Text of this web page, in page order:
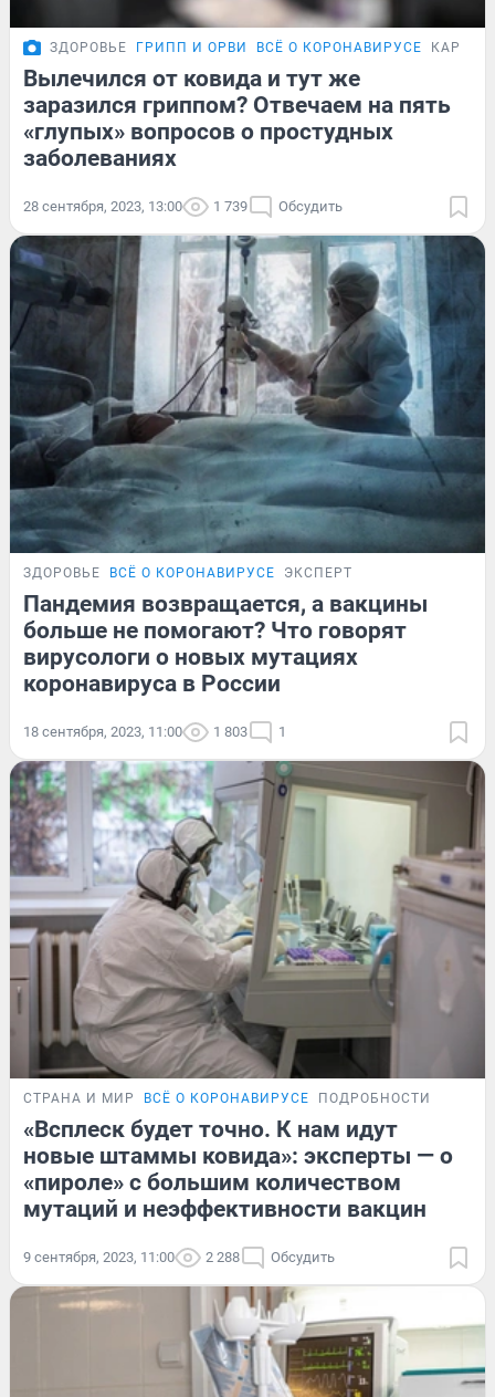
ЗДОРОВЬЕ ГРИПП И ОРВИ ВСЁ О КОРОНАВИРУСЕ
Вылечился от ковида и тут же
заразился гриппом? Отвечаем на пять
«глупых» вопросов о простудных
заболеваниях
28 сентября, 2023, 13:00 1 739 Обсудить
ЗДОРОВЬЕ ВСЁ О КОРОНАВИРУСЕ ЭКСПЕРТ
Пандемия возвращается, а вакцины
больше не помогают? Что говорят
вирусологи о новых мутациях
коронавируса в России
18 сентября, 2023, 11:00 1 803 1
СТРАНА И МИР ВСЁ О КОРОНАВИРУСЕ ПОДРОБНОСТИ
«Всплеск будет точно. К нам идут
новые штаммы ковида»: эксперты — о
«пироле» с большим количеством
мутаций и неэффективности вакцин
9 сентября, 2023, 11:00 2 288 Обсудить